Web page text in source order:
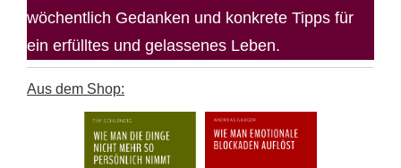
wöchentlich Gedanken und konkrete Tipps für
ein erfülltes und gelassenes Leben.
Aus dem Shop: